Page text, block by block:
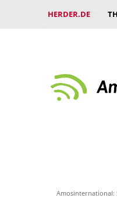
HERDER.DE
Amosinternational: